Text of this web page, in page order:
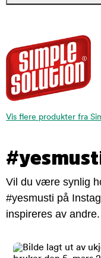
Vis flere produkter fra
Vil du være synlig
#yesmusti på
inspireres av andre.